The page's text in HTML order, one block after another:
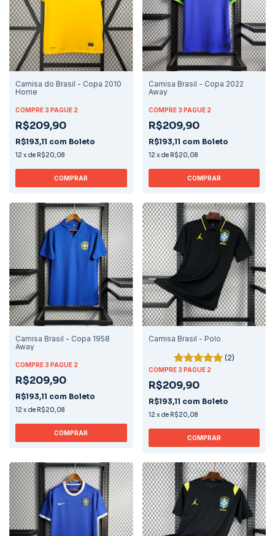
Camisa do Brasil - Copa 2010
Home
COMPRE 3 PAGUE 2
R$209,90
R$193,11 com Boleto
12 x de R$20,08
COMPRAR
Camisa Brasil - Copa 2022
Away
COMPRE 3 PAGUE 2
R$209,90
R$193,11 com Boleto
12 x de R$20,08
COMPRAR
Camisa Brasil - Copa 1958
Away
COMPRE 3 PAGUE 2
R$209,90
R$193,11 com Boleto
12 xde R$20,08
COMPRAR
Camisa Brasil - Polo
(2)
COMPRE 3 PAGUE 2
R$209,90
R$193,11 com Boleto
12 xde R$20,08
COMPRAR